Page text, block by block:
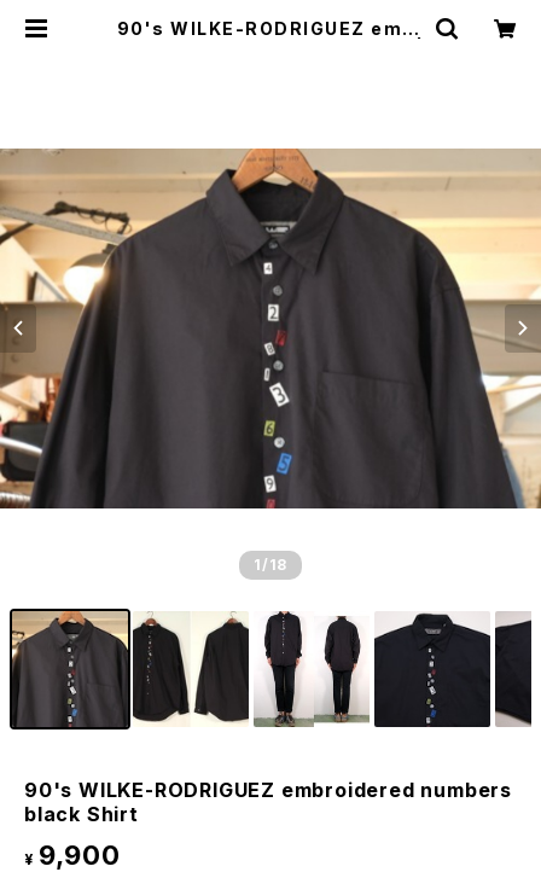
90's WILKE-RODRIGUEZ embr
1 /18
90's WILKE-RODRIGUEZ embroidered numbers
black Shirt
¥ 9,900